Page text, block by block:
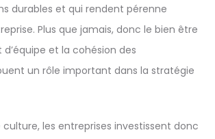
durables et qui rendent pérenne
Plus que jamais, donc le bien être
d’équipe et la cohésion des
un rôle important dans la stratégie
les entreprises investissent donc